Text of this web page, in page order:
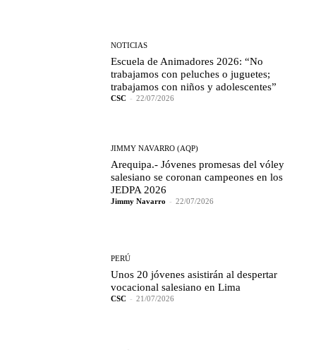
NOTICIAS
Escuela de Animadores 2026: “No
trabajamos con peluches o juguetes;
trabajamos con niños y adolescentes”
CSC - 22/07/2026
JIMMY NAVARRO (AQP)
Arequipa.- Jóvenes promesas del vóley
salesiano se coronan campeones en los
JEDPA 2026
Jimmy Navarro - 22/07/2026
PERÚ
Unos 20 jóvenes asistirán al despertar
vocacional salesiano en Lima
CSC - 21/07/2026